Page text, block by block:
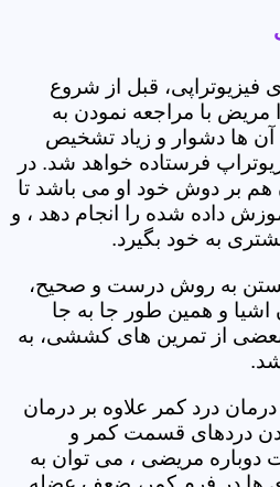
فیزیوتراپی، قبل از شروع
مریض با مراجعه نمودن به
ها دشوار و زیاد تشخیص
فرستاده خواهد شد. در
هم بر دوش خود او می باشد تا
داده شده را انجام دهد ، و
به خود بگیرد.
به روش درست و صحیح،
اشیا و همین طور جا به جا
بعضی از تمرین های کششی، به
درمان درد کمر علاوه بر درمان
دردهای قسمت کمر و
دوباره مریضی ، می توان به